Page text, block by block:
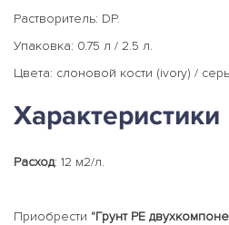
Растворитель: DP.
Упаковка: 0.75 л / 2.5 л.
Цвета: слоновой кости (ivory) /
Характеристики
Расход: 12 м2/л.
Приобрести "Грунт PE